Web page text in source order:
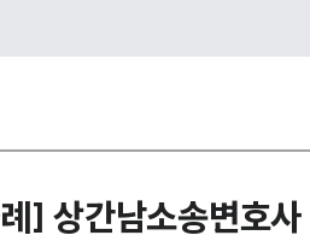
] 상간남소송변호